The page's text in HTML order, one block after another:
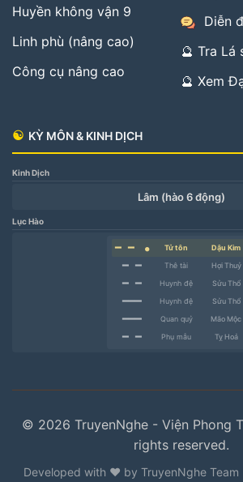
Huyền không vận 9
Linh phù (nâng cao)
Công cụ nâng cao
Diễn
🔮 Tra Lá
🔮 Xem
☯ KỲ MÔN & KINH DỊCH
Kinh Dịch
Lâm (hào 6 động)
Lục Hào
━ ━ ● Tử tôn Dậu Kim
━ ━ Thê tài Hợi Thuỷ
━ ━ Huynh đệ Sửu Thổ
━━━ Huynh đệ Sửu Thổ
━━━ Quan quỷ Mão Mộc
━ ━ Phụ mẫu Tỵ Hoả
© 2026 TruyenNghe - Viện Phong
rights reserved.
Developed with ❤️ by TruyenNghe Team |